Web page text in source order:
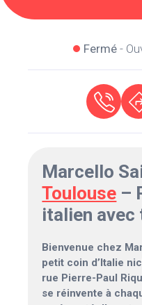
Fermé -
Marcello
Toulouse –
italien avec
Bienvenue chez
petit coin d’Italie
rue Pierre-Paul
se réinvente à